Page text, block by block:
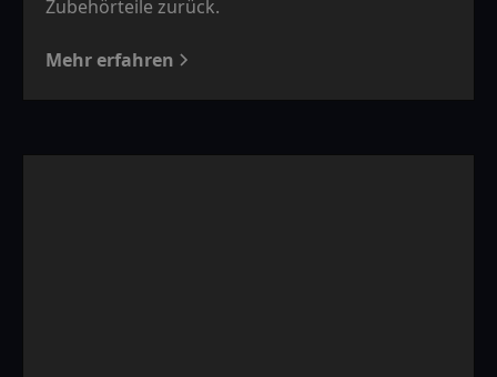
Zubehörteile zurück.
Mehr erfahren